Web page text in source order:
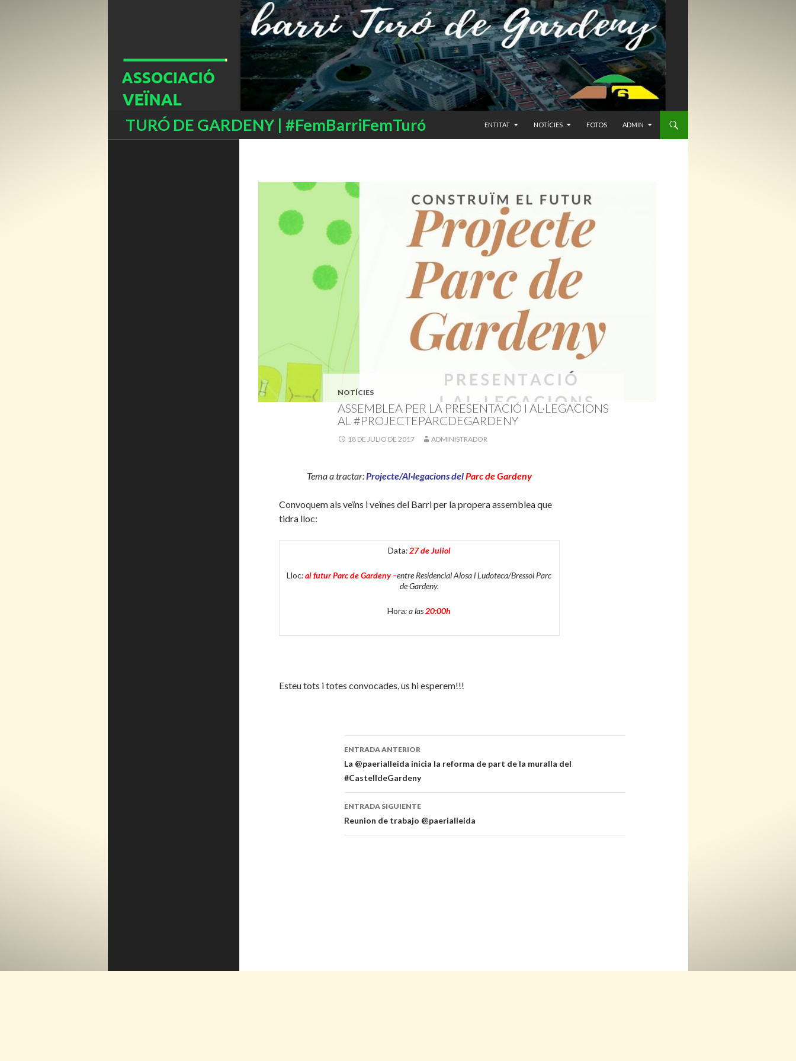
TURÓ DE GARDENY | #FemBarriFemTuró
Buscar
ENTITAT
NOTÍCIES FOTOS ADMIN
NOTÍCIES
ASSEMBLEA PER LA PRESENTACIÓ I AL·LEGACIONS
AL #PROJECTEPARCDEGARDENY
18 DE JULIO DE 2017 ADMINISTRADOR
Tema a tractar: Projecte/Al·legacions delParc de Gardeny
Convoquem als veïns i veïnes del Barri per la propera assemblea que
tidra lloc:
Data: 27 de Juliol
Lloc:al futur Parc de Gardeny–entre Residencial Alosa i Ludoteca/Bressol Parc
de Gardeny.
Hora: a las20:00h
Esteu tots i totes convocades, us hi esperem!!!
Navegación
de
entradas
ENTRADA ANTERIOR
La @paerialleida inicia la reforma de part de la muralla del
#CastelldeGardeny
ENTRADA SIGUIENTE
Reunion de trabajo @paerialleida